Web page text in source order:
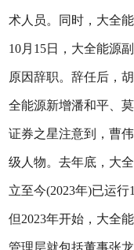
术人员。同时，大全
10月15日，大全能源
原因辞职。辞任后，
全能源新增潘和平、
证券之星注意到，曹
级人物。去年底，大
立至今(2023年)已运行
但2023年开始，大全